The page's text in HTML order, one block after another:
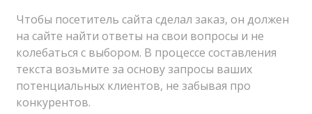
Чтобы посетитель сайта сделал заказ, он должен
на сайте найти ответы на свои вопросы и не
колебаться с выбором. В процессе составления
текста возьмите за основу запросы ваших
потенциальных клиентов, не забывая про
конкурентов.